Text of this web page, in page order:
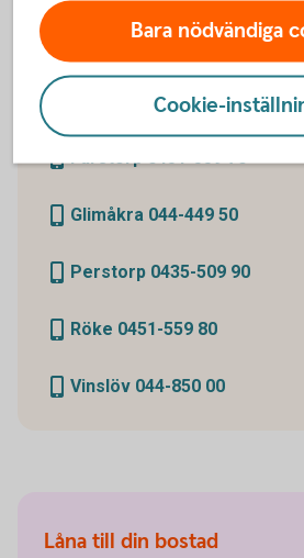
Prata bolån med
Det är mycket att tänka på när du
oss så hjälper vi dig. Välj kontor
Farstorp 0451-559 70
Glimåkra 044-449 50
Perstorp 0435-509 90
Röke 0451-559 80
Vinslöv 044-850 00
Låna till din bostad
Bara nödvändiga
Cookie-